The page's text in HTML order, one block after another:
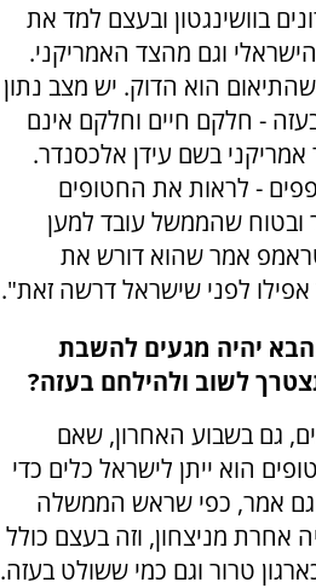
בוושינגטון ובעצם למד את
וגם מהצד האמריקני.
הוא הדוק. יש מצב נתון
- חלקם חיים וחלקם אינם
בשם עידן אלכסנדר.
- לראות את החטופים
ובטוח שהממשל עובד למען
אמר שהוא דורש את
לפני שישראל דרשה זאת".
יהיה מגעים להשבת
לשוב ולהילחם בעזה?
גם בשבוע האחרון, שאם
הוא ייתן לישראל כלים כדי
גם אמר, כפי שראש הממשלה
אחרת מניצחון, וזה בעצם כולל
טרור וגם כמי ששולט בעזה.